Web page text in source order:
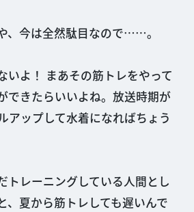
、今は全然駄目なので……。
よ！ まあその筋トレをやって
できたらいいよね。放送時期が
アップして水着になればちょう
レーニングしている人間とし
、夏から筋トレしても遅いんで